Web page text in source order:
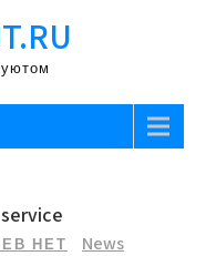
НЕТ News